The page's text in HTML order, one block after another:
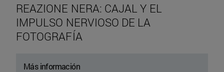
REAZIONE NERA: CAJAL Y EL
IMPULSO NERVIOSO DE LA
FOTOGRAFÍA
Más información